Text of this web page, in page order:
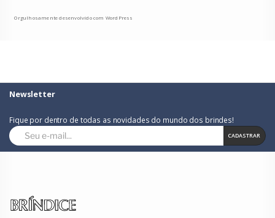
Orgulhosamente desenvolvido com WordPress
Newsletter
Fique por dentro de todas as novidades do mundo dos brindes!
CADASTRAR